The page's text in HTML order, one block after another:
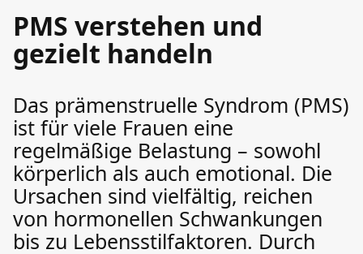
PMS verstehen und
gezielt handeln
Das prämenstruelle Syndrom (PMS)
ist für viele Frauen eine
regelmäßige Belastung – sowohl
körperlich als auch emotional. Die
Ursachen sind vielfältig, reichen
von hormonellen Schwankungen
bis zu Lebensstilfaktoren. Durch